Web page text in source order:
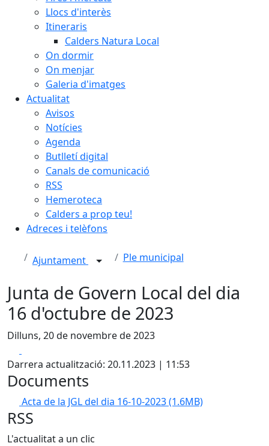
Llocs d'interès
Itineraris
Calders Natura Local
On dormir
On menjar
Galeria d'imatges
Actualitat
Avisos
Notícies
Agenda
Butlletí digital
Canals de comunicació
RSS
Hemeroteca
Calders a prop teu!
Adreces i telèfons
Ajuntament Ple municipal
Junta de Govern Local del dia
16 d'octubre de 2023
Dilluns, 20 de novembre de 2023
Darrera actualització: 20.11.2023 | 11:53
Documents
Acta de la JGL del dia 16-10-2023(1.6MB)
RSS
L'actualitat a un clic